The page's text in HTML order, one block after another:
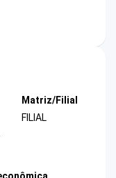
Matriz/Filial
FILIAL